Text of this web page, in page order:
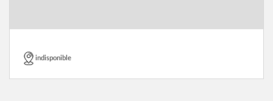
indisponible